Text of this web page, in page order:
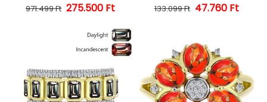
Normál ár
971.499 Ft Kedvezményes ár
275.500 Ft Normál ár
133.099 Ft 47.760 Ft